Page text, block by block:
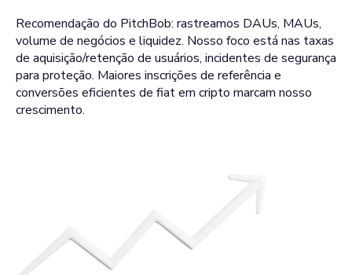
Recomendação do PitchBob: rastreamos DAUs, MAUs,
volume de negócios e liquidez. Nosso foco está nas taxas
de aquisição/retenção de usuários, incidentes de segurança
para proteção. Maiores inscrições de referência e
conversões eficientes de fiat em cripto marcam nosso
crescimento.